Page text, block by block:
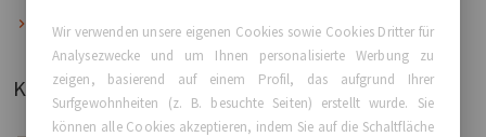
Kürzlich gepostet
Wir verwenden unsere eigenen Cookies sowie Cookies Dritter für
Analysezwecke und um Ihnen personalisierte Werbung zu
zeigen, basierend auf einem Profil, das aufgrund Ihrer
Surfgewohnheiten (z. B. besuchte Seiten) erstellt wurde. Sie
können alle Cookies akzeptieren, indem Sie auf die Schaltfläche